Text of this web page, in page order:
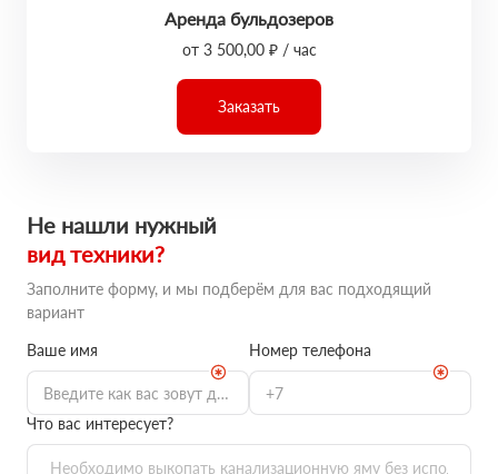
Аренда бульдозеров
от 3 500,00 ₽ / час
Заказать
Не нашли нужный
вид техники?
Заполните форму, и мы подберём для вас подходящий
вариант
Ваше имя
Номер телефона
Что вас интересует?